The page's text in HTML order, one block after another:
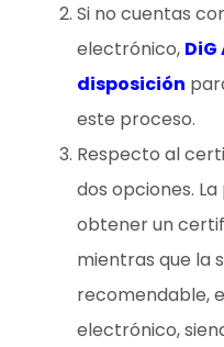
Si no cuentas
electrónico,
disposición
este proceso.
Respecto al
dos opciones.
obtener un
mientras que la
recomendable,
electrónico,